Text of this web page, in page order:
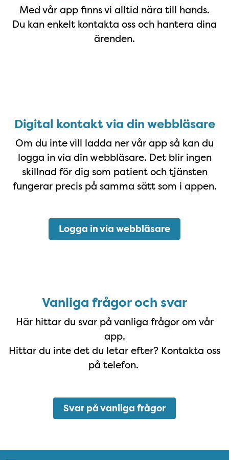
Med vår app finns vi alltid nära till hands.
Du kan enkelt kontakta oss och hantera dina
ärenden.
Starta på webben/dator
Digital kontakt via din webbläsare
Om du inte vill ladda ner vår app så kan du
logga in via din webbläsare. Det blir ingen
skillnad för dig som patient och tjänsten
fungerar precis på samma sätt som i appen.
Logga in via webbläsare
Vanliga frågor och svar
Här hittar du svar på vanliga frågor om vår
app.
Hittar du inte det du letar efter? Kontakta oss
på telefon.
Svar på vanliga frågor